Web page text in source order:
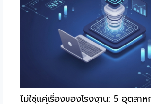
ไม่ใช่แค่เรื่องของโรงงาน: 5 อุตสา